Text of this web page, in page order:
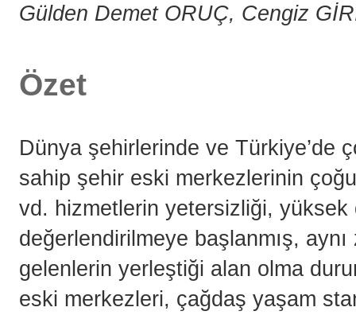
Gülden Demet ORUÇ, Cengiz
Özet
Dünya şehirlerinde ve Türkiye’de
sahip şehir eski merkezlerinin
vd. hizmetlerin yetersizliği,
değerlendirilmeye başlanmış,
gelenlerin yerleştiği alan olma
eski merkezleri, çağdaş yaşam